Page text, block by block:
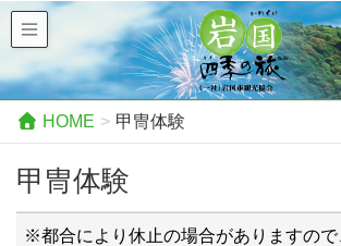
HOME 甲冑体験
甲冑体験
※都合により休止の場合がありますので